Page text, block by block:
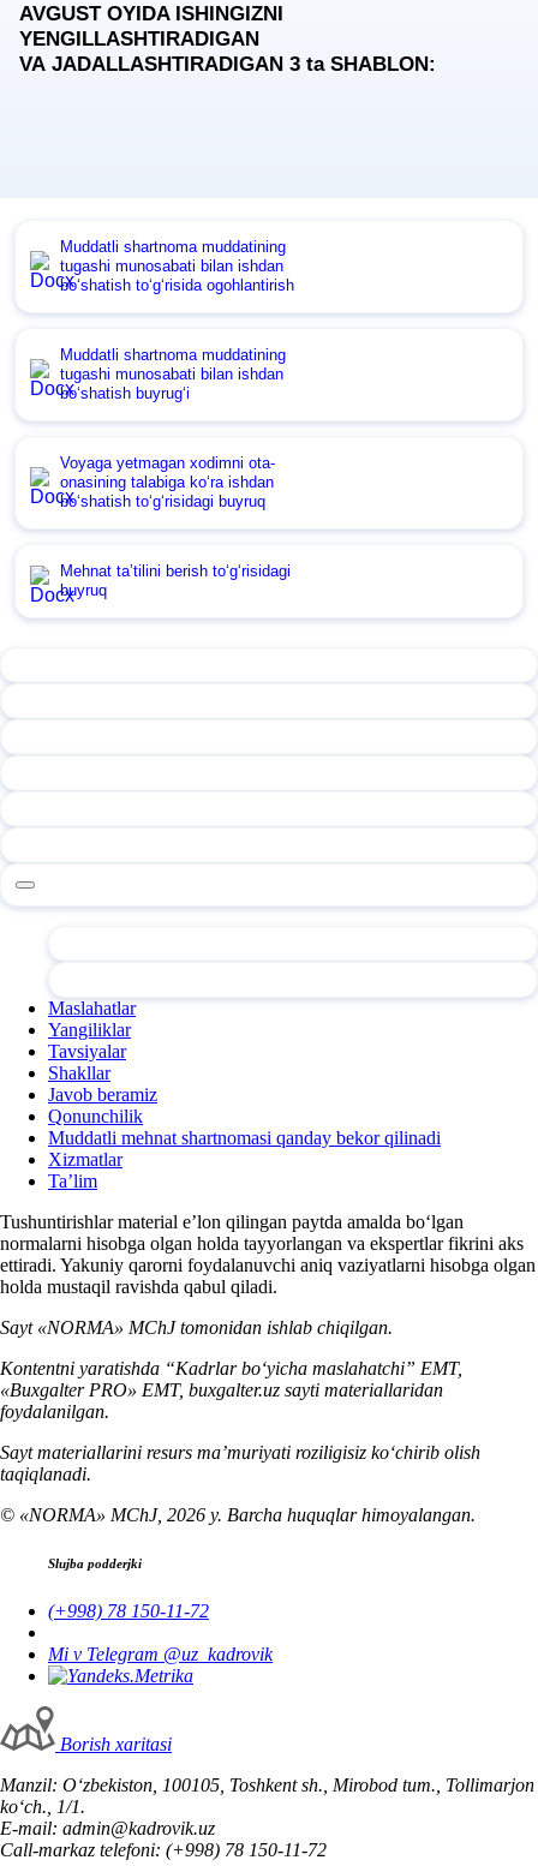
AVGUST OYIDA ISHINGIZNI
YENGILLASHTIRADIGAN
VA JADALLASHTIRADIGAN 3 taSHABLON:
Muddatli shartnoma muddatining
tugashi munosabati bilan ishdan
boʻshatish toʻgʻrisida ogohlantirish
Muddatli shartnoma muddatining
tugashi munosabati bilan ishdan
boʻshatish buyrugʻi
Voyaga yetmagan хodimni ota-
onasining talabiga koʻra ishdan
boʻshatish toʻgʻrisidagi buyruq
Mehnat ta’tilini berish toʻgʻrisidagi
buyruq
Maslahatlar
Yangiliklar
Tavsiyalar
Shakllar
Javob beramiz
Qonunchilik
Muddatli mehnat shartnomasi qanday bekor qilinadi
Xizmatlar
Ta’lim
Tushuntirishlar material e’lon qilingan paytda amalda boʻlgan
normalarni hisobga olgan holda tayyorlangan va ekspertlar fikrini aks
ettiradi. Yakuniy qarorni foydalanuvchi aniq vaziyatlarni hisobga olgan
holda mustaqil ravishda qabul qiladi.
Sayt «NORMA» MChJ tomonidan ishlab chiqilgan.
Kontentni yaratishda “Kadrlar boʻyicha maslahatchi” EMT,
«Buxgalter PRO» EMT, buxgalter.uz sayti materiallaridan
foydalanilgan.
Sayt materiallarini resurs ma’muriyati roziligisiz koʻchirib olish
taqiqlanadi.
© «NORMA» MChJ, 2026 y. Barcha huquqlar himoyalangan.
Slujba podderjki
(+998) 78 150-11-72
Mi v Telegram @uz_kadrovik
Borish хaritasi
Manzil: Oʻzbekiston, 100105, Toshkent sh., Mirobod tum., Tollimarjon
koʻch., 1/1.
E-mail: admin@kadrovik.uz
Call-markaz telefoni: (+998) 78 150-11-72